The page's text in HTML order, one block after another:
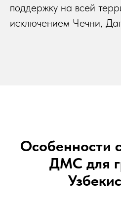
поддержку на всей
исключением Чечни,
Особенности
ДМС для